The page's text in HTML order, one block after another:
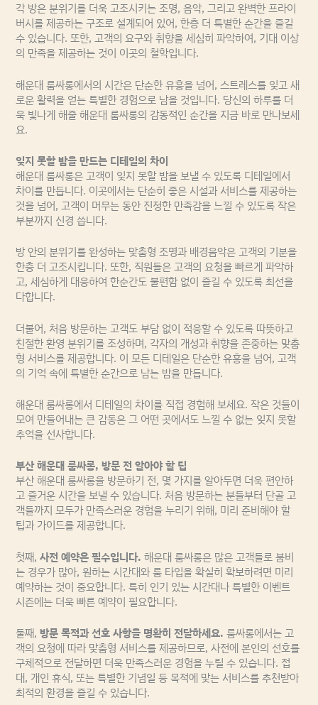
각 방은 분위기를 더욱 고조시키는 조명, 음악, 그리고 완벽한 프라이
버시를 제공하는 구조로 설계되어 있어, 한층 더 특별한 순간을 즐길
수 있습니다. 또한, 고객의 요구와 취향을 세심히 파악하여, 기대 이상
의 만족을 제공하는 것이 이곳의 철학입니다.
해운대 룸싸롱에서의 시간은 단순한 유흥을 넘어, 스트레스를 잊고 새
로운 활력을 얻는 특별한 경험으로 남을 것입니다. 당신의 하루를 더
욱 빛나게 해줄 해운대 룸싸롱의 감동적인 순간을 지금 바로 만나보세
요.
잊지 못할 밤을 만드는 디테일의 차이
해운대 룸싸롱은 고객이 잊지 못할 밤을 보낼 수 있도록 디테일에서
차이를 만듭니다. 이곳에서는 단순히 좋은 시설과 서비스를 제공하는
것을 넘어, 고객이 머무는 동안 진정한 만족감을 느낄 수 있도록 작은
부분까지 신경 씁니다.
방 안의 분위기를 완성하는 맞춤형 조명과 배경음악은 고객의 기분을
한층 더 고조시킵니다. 또한, 직원들은 고객의 요청을 빠르게 파악하
고, 세심하게 대응하여 한순간도 불편함 없이 즐길 수 있도록 최선을
다합니다.
더불어, 처음 방문하는 고객도 부담 없이 적응할 수 있도록 따뜻하고
친절한 환영 분위기를 조성하며, 각자의 개성과 취향을 존중하는 맞춤
형 서비스를 제공합니다. 이 모든 디테일은 단순한 유흥을 넘어, 고객
의 기억 속에 특별한 순간으로 남는 밤을 만듭니다.
해운대 룸싸롱에서 디테일의 차이를 직접 경험해 보세요. 작은 것들이
모여 만들어내는 큰 감동은 그 어떤 곳에서도 느낄 수 없는 잊지 못할
추억을 선사합니다.
부산 해운대 룸싸롱, 방문 전 알아야 할 팁
부산 해운대 룸싸롱을 방문하기 전, 몇 가지를 알아두면 더욱 편안하
고 즐거운 시간을 보낼 수 있습니다. 처음 방문하는 분들부터 단골 고
객들까지 모두가 만족스러운 경험을 누리기 위해, 미리 준비해야 할
팁과 가이드를 제공합니다.
첫째,사전 예약은 필수입니다. 해운대 룸싸롱은 많은 고객들로 붐비
는 경우가 많아, 원하는 시간대와 룸 타입을 확실히 확보하려면 미리
예약하는 것이 중요합니다. 특히 인기 있는 시간대나 특별한 이벤트
시즌에는 더욱 빠른 예약이 필요합니다.
둘째,방문 목적과 선호 사항을 명확히 전달하세요. 룸싸롱에서는 고
객의 요청에 따라 맞춤형 서비스를 제공하므로, 사전에 본인의 선호를
구체적으로 전달하면 더욱 만족스러운 경험을 누릴 수 있습니다. 접
대, 개인 휴식, 또는 특별한 기념일 등 목적에 맞는 서비스를 추천받아
최적의 환경을 즐길 수 있습니다.